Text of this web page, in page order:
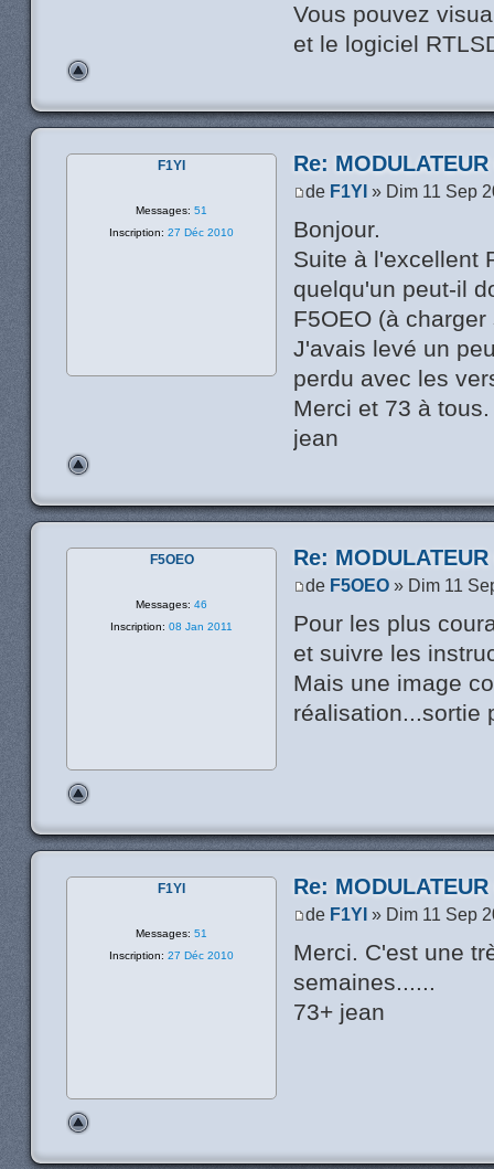
Vous pouvez
et le logiciel
Re:
de F1YI » Dim 11 Sep
Bonjour.
Suite à l'excellent
quelqu'un peut-il
F5OEO (à
J'avais levé un
perdu avec les
Merci et 73 à tous.
jean
F1YI
Messages: 51
Inscription: 27 Déc 2010
Re:
de F5OEO » Dim 11
Pour les plus
et suivre les
Mais une image
réalisation...sortie
F5OEO
Messages: 46
Inscription: 08 Jan 2011
Re:
de F1YI » Dim 11 Sep
Merci. C'est une
semaines......
73+ jean
F1YI
Messages: 51
Inscription: 27 Déc 2010